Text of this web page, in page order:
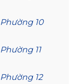
10
11
12